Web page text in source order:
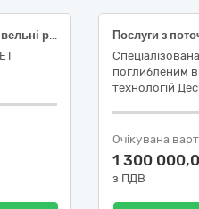
45450000-6 «Інші завершальні будівельні роботи» (поточний ремонт цоколю корпусу "А" та облаштування входів корпусів "А" та "Б" Донецького державного університету внутрішніх справ за адресою м. Кропивницький, вул. О. Хижняка, 4)
поглибленим
технологій
Очікувана
1 300
з ПДВ